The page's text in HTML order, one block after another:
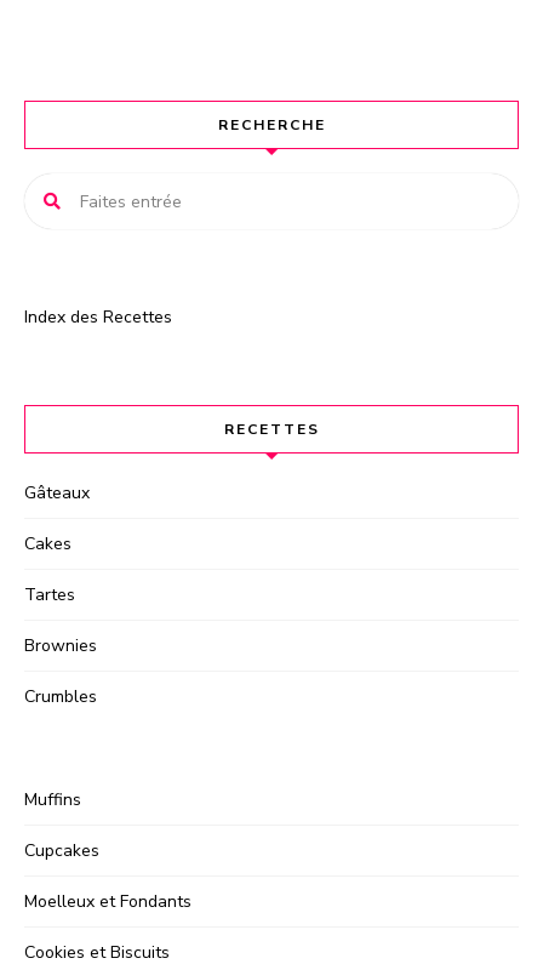
RECHERCHE
Index des Recettes
RECETTES
Gâteaux
Cakes
Tartes
Brownies
Crumbles
Muffins
Cupcakes
Moelleux et Fondants
Cookies et Biscuits